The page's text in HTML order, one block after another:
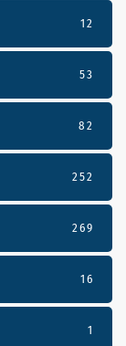
12
53
82
252
269
16
1